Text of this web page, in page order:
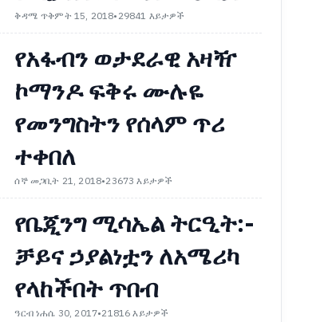
ቅዳሜ ጥቅምት 15, 2018•29841 እይታዎች
የአፋብን ወታደራዊ አዛዥ
ኮማንዶ ፍቅሩ ሙሉዬ
የመንግስትን የሰላም ጥሪ
ተቀበለ
ሰኞ መጋቢት 21, 2018•23673 እይታዎች
የቤጂንግ ሚሳኤል ትርዒት:-
ቻይና ኃያልነቷን ለአሜሪካ
የላከችበት ጥበብ
ዓርብ ነሐሴ 30, 2017•21816 እይታዎች